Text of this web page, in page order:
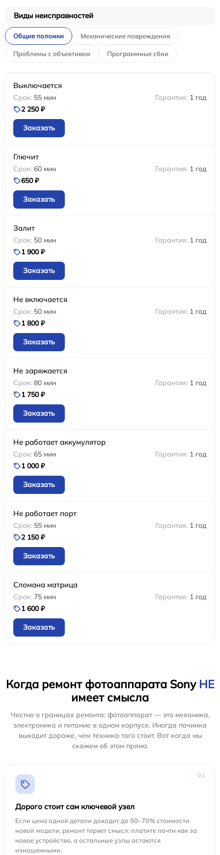
Виды неисправностей
Общие поломки Механические повреждения
Проблемы с объективом Программные сбои
Выключается
55 мин
1 год
2 250 ₽
Заказать
Глючит
60 мин
1 год
650 ₽
Заказать
Залит
50 мин
1 год
1 900 ₽
Заказать
Не включается
50 мин
1 год
1 800 ₽
Заказать
Не заряжается
80 мин
1 год
1 750 ₽
Заказать
Не работает аккумулятор
65 мин
1 год
1 000 ₽
Заказать
Не работает порт
55 мин
1 год
2 150 ₽
Заказать
Сломана матрица
75 мин
1 год
1 600 ₽
Заказать
Когда ремонт фотоаппарата Sony НЕ
имеет смысла
Честно о границах ремонта: фотоаппарат — это механика,
электроника и питание в одном корпусе. Иногда починка
выходит дороже, чем техника того стоит. Вот когда мы
скажем об этом прямо.
01
Дорого стоит сам ключевой узел
Если цена одной детали доходит до 50–70% стоимости
новой модели, ремонт теряет смысл: платите почти как за
новое устройство, а остальные узлы остаются
изношенными.